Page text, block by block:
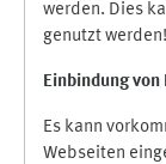
werden. Dies
genutzt werden!
Einbindung von
Es kann
Webseiten